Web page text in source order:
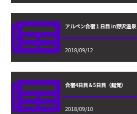
アルペン合宿１日目 in野沢温泉
2018/09/12
合宿4日目＆5日目（錯覚）
2018/09/10